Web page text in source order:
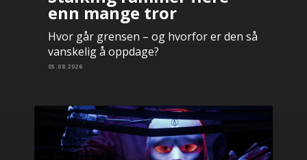
enn mange tror
Hvor går grensen – og hvorfor er den så
vanskelig å oppdage?
05.08.2026